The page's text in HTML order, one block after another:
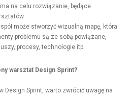
na celu rozwiązanie, będące
może stworzyć wizualną mapę, która
problemu są ze sobą powiązane,
procesy, technologie itp.
warsztat Design Sprint?
Design Sprint, warto zwrócić uwagę na